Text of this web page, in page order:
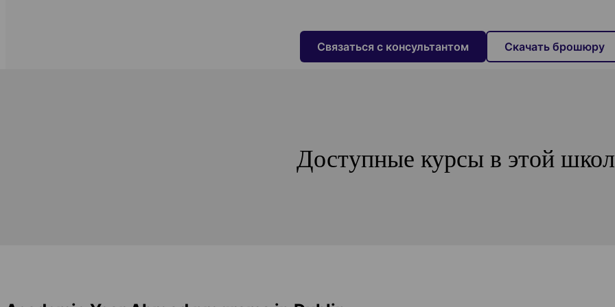
Связаться с консультантом Cкачать брошюру
Доступные курсы в этой